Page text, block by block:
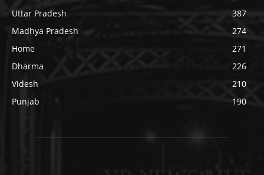
Uttar Pradesh
387
Madhya Pradesh
274
Home
271
Dharma
226
Videsh
210
Punjab
190